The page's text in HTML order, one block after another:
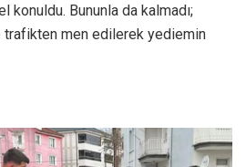
konuldu. Bununla da kalmadı;
men edilerek yediemin